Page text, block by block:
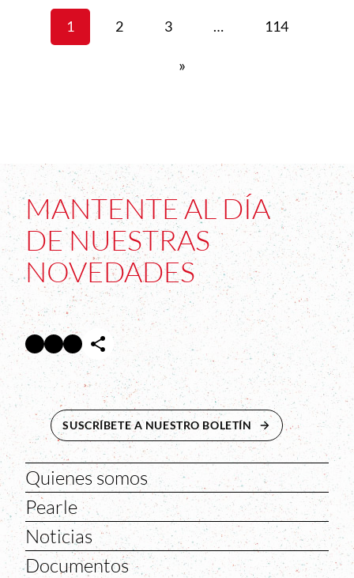
1 2 3 … 114
»
MANTENTE AL DÍA
DE NUESTRAS
NOVEDADES
Facebook Abre en nueva ventana
Twitter Abre en nueva ventana
InstagramAbre en nueva ventana
SUSCRÍBETE A NUESTRO BOLETÍN ABRE EN NUEVA
Quienes somos
Pearle
Noticias
Documentos